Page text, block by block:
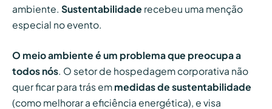
ambiente. Sustentabilidade recebeu uma menção
especial no evento.
O meio ambiente é um problema que preocupa a
todos nós. O setor de hospedagem corporativa não
quer ficar para trás em medidas de sustentabilidade
(como melhorar a eficiência energética), e visa